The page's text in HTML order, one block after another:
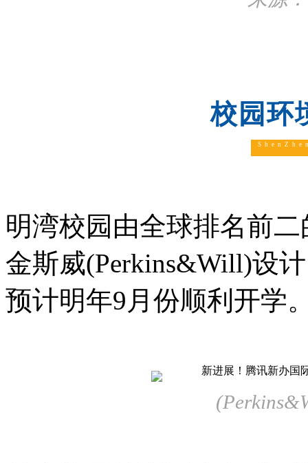
校园环
明湾校园由全球排名前
金斯威(Perkins&Will)设
预计明年9月份顺利开学